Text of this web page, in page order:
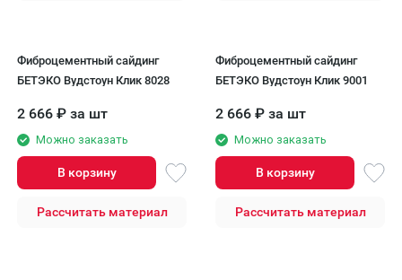
Фиброцементный сайдинг
БЕТЭКО Вудстоун Клик 8028
2 666 ₽ за шт
Можно заказать
В корзину
Рассчитать материал
Фиброцементный сайдинг
БЕТЭКО Вудстоун Клик 9001
2 666 ₽ за шт
Можно заказать
В корзину
Рассчитать материал